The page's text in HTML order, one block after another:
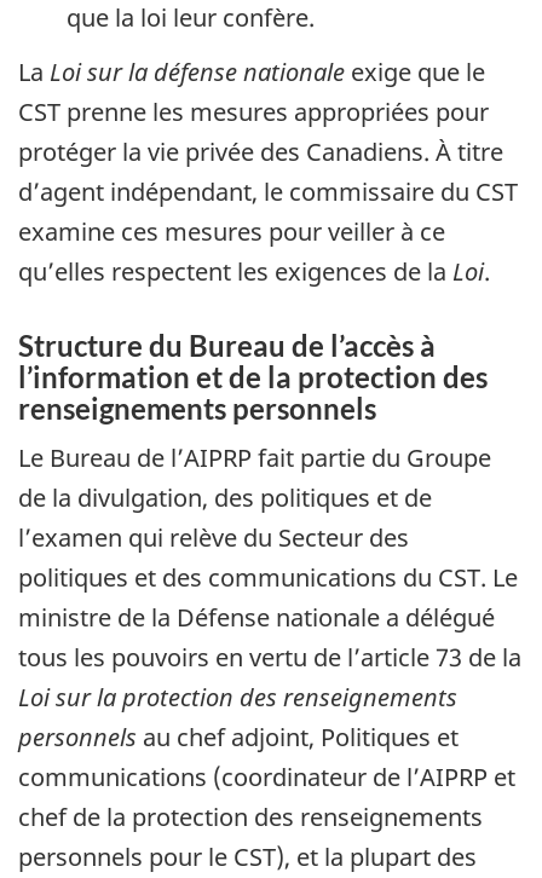
que la loi leur confère.
La Loi sur la défense nationale exige que le
CST prenne les mesures appropriées pour
protéger la vie privée des Canadiens. À titre
d’agent indépendant, le commissaire du CST
examine ces mesures pour veiller à ce
qu’elles respectent les exigences de la Loi.
Structure du Bureau de l’accès à
l’information et de la protection des
renseignements personnels
Le Bureau de l’AIPRP fait partie du Groupe
de la divulgation, des politiques et de
l’examen qui relève du Secteur des
politiques et des communications du CST. Le
ministre de la Défense nationale a délégué
tous les pouvoirs en vertu de l’article 73 de la
Loi sur la protection des renseignements
personnels au chef adjoint, Politiques et
communications (coordinateur de l’AIPRP et
chef de la protection des renseignements
personnels pour le CST), et la plupart des